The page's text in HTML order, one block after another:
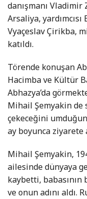
danışmanı
Arsaliya,
Vyaçeslav Çirikba,
katıldı.
Törende konuşan
Hacimba ve Kültür
Abhazya’da
Mihail Şemyakin
çekeceğini
ay boyunca ziyarete
Mihail Şemyakin,
ailesinde dünyaya
kaybetti,
ve onun adını aldı.